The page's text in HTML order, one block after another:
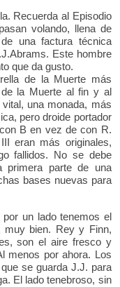
Recuerda al Episodio
volando, llena de
una factura técnica
Este hombre
que da gusto.
de la Muerte más
la Muerte al fin y al
una monada, más
pero droide portador
B en vez de con R.
eran más originales,
fallidos. No se debe
primera parte de una
bases nuevas para
un lado tenemos el
muy bien. Rey y Finn,
son el aire fresco y
menos por ahora. Los
se guarda J.J. para
El lado tenebroso, sin